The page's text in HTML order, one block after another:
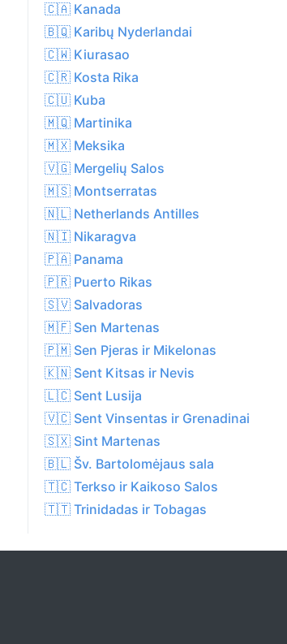
🇨🇦 Kanada
🇧🇶 Karibų Nyderlandai
🇨🇼 Kiurasao
🇨🇷 Kosta Rika
🇨🇺 Kuba
🇲🇶 Martinika
🇲🇽 Meksika
🇻🇬 Mergelių Salos
🇲🇸 Montserratas
🇳🇱 Netherlands Antilles
🇳🇮 Nikaragva
🇵🇦 Panama
🇵🇷 Puerto Rikas
🇸🇻 Salvadoras
🇲🇫 Sen Martenas
🇵🇲 Sen Pjeras ir Mikelonas
🇰🇳 Sent Kitsas ir Nevis
🇱🇨 Sent Lusija
🇻🇨 Sent Vinsentas ir Grenadinai
🇸🇽 Sint Martenas
🇧🇱 Šv. Bartolomėjaus sala
🇹🇨 Terkso ir Kaikoso Salos
🇹🇹 Trinidadas ir Tobagas